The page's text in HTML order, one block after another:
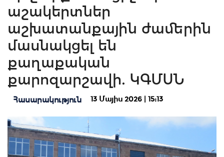
աշակերտներ
աշխատանքային ժամերին
մասնակցել են
քաղաքական
քարոզարշավի. ԿԳՄՍՆ
Հասարակություն 13 Մայիս 2026 | 15:13